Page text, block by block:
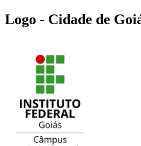
Logo - Cidade de